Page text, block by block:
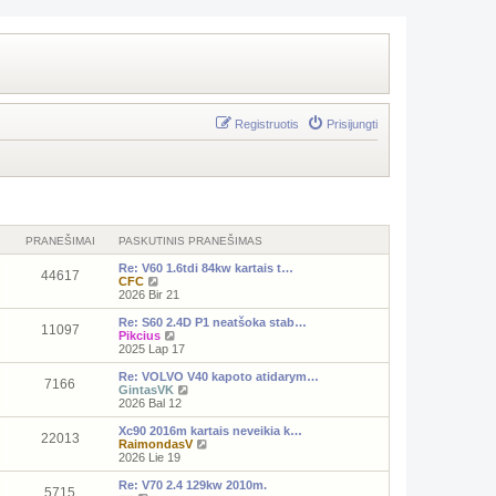
Prisijungti
Registruotis
PRANEŠIMAI PASKUTINIS PRANEŠIMAS
44617
Re: V60 1.6tdi 84kw kartais t…
CFC
e
r
ž
i
ū
r
ė
t
i
a
u
j
a
u
s
2026 Bir 21
11097
Re: S60 2.4D P1 neatšoka stab…
Pikcius
e
r
ž
i
ū
r
ė
t
i
a
2025 Lap 17
7166
Re: VOLVO V40 kapoto atidarym…
GintasVK
r
ž
i
r
ė
2026 Bal 12
22013
Xc90 2016m kartais neveikia k…
RaimondasV
r
ž
2026 Lie 19
5715
Re: V70 2.4 129kw 2010m.